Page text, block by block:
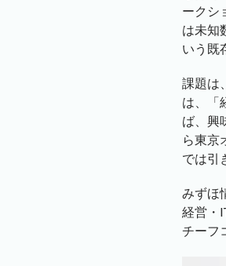
ークシ
は未知
いう既
課題は
は、「
ば、興
ら東京
では引
みずほ
経営・
チーフ